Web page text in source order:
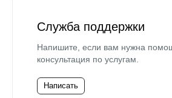
Служба поддержки
Напишите, если вам нужна
консультация по услугам.
Написать